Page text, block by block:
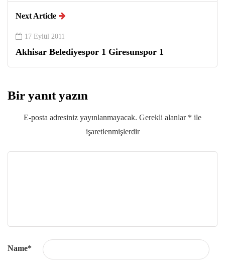
Next Article
17 Eylül 2011
Akhisar Belediyespor 1 Giresunspor 1
Bir yanıt yazın
E-posta adresiniz yayınlanmayacak. Gerekli alanlar * ile
işaretlenmişlerdir
Name*